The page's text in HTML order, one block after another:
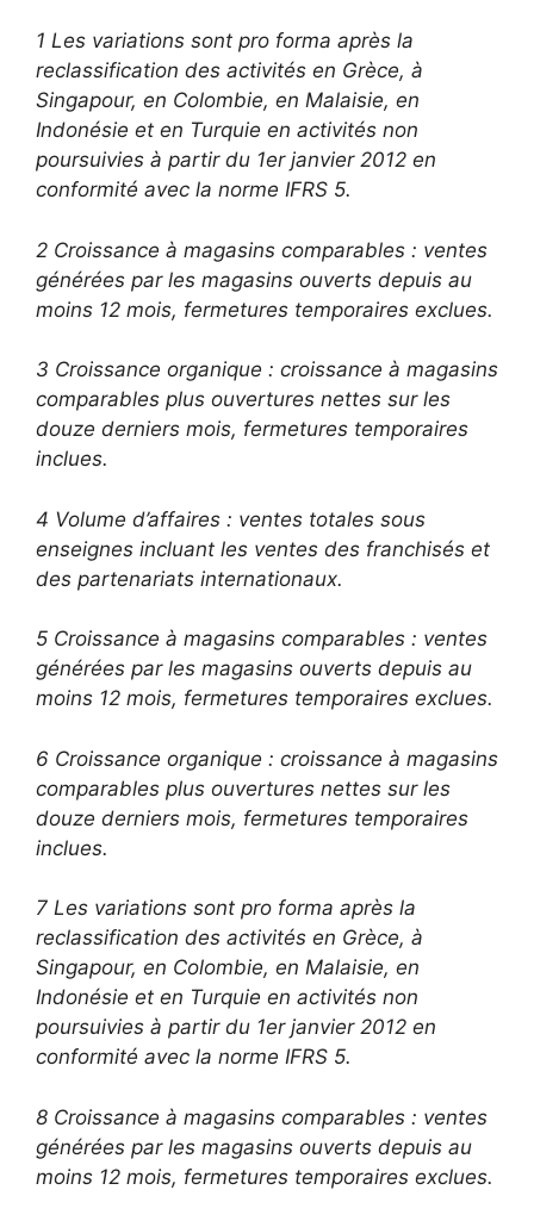
1 Les variations sont pro forma après la
reclassification des activités en Grèce, à
Singapour, en Colombie, en Malaisie, en
Indonésie et en Turquie en activités non
poursuivies à partir du 1er janvier 2012 en
conformité avec la norme IFRS 5.
2 Croissance à magasins comparables : ventes
générées par les magasins ouverts depuis au
moins 12 mois, fermetures temporaires exclues.
3 Croissance organique : croissance à magasins
comparables plus ouvertures nettes sur les
douze derniers mois, fermetures temporaires
inclues.
4 Volume d’affaires : ventes totales sous
enseignes incluant les ventes des franchisés et
des partenariats internationaux.
5 Croissance à magasins comparables : ventes
générées par les magasins ouverts depuis au
moins 12 mois, fermetures temporaires exclues.
6 Croissance organique : croissance à magasins
comparables plus ouvertures nettes sur les
douze derniers mois, fermetures temporaires
inclues.
7 Les variations sont pro forma après la
reclassification des activités en Grèce, à
Singapour, en Colombie, en Malaisie, en
Indonésie et en Turquie en activités non
poursuivies à partir du 1er janvier 2012 en
conformité avec la norme IFRS 5.
8 Croissance à magasins comparables : ventes
générées par les magasins ouverts depuis au
moins 12 mois, fermetures temporaires exclues.